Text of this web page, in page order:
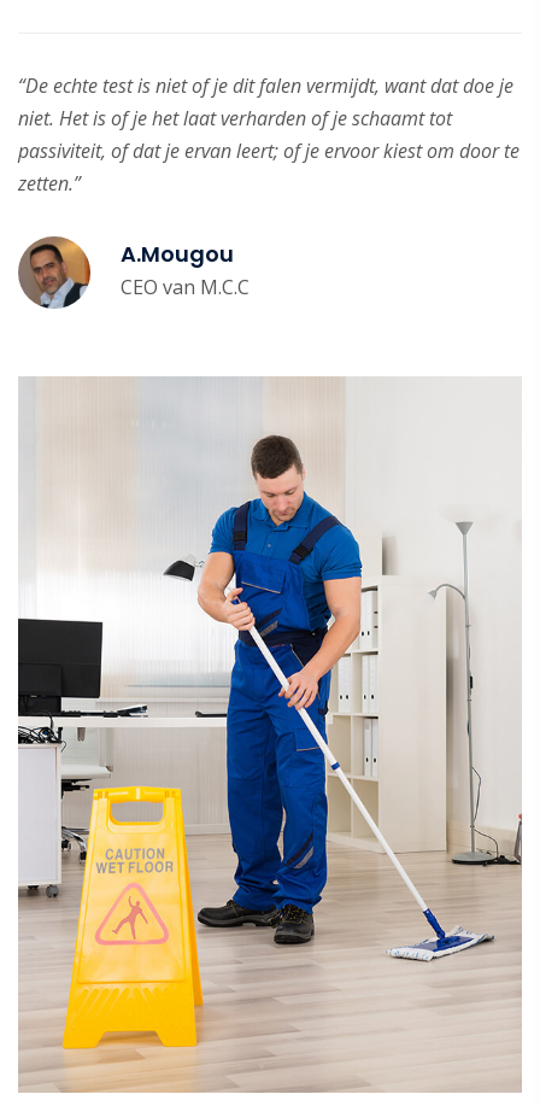
“De echte test is niet of je dit falen vermijdt, want dat doe je
niet. Het is of je het laat verharden of je schaamt tot
passiviteit, of dat je ervan leert; of je ervoor kiest om door te
zetten.”
A.Mougou
CEO van M.C.C